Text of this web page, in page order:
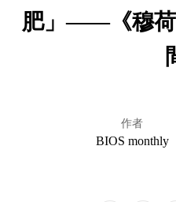
肥」——《穆荷
作者
BIOS monthly